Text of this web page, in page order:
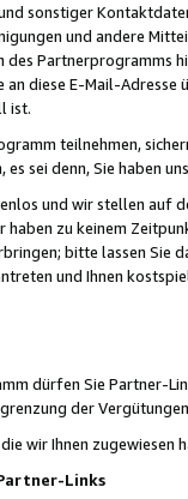
sonstiger
und andere
Partnerprogramms
diese E-Mail-
ist.
teilnehmen,
sei denn, Sie haben
und wir stellen auf
haben zu keinem
bitte lassen Sie
und Ihnen
dürfen Sie Partner-
der
wir Ihnen zugewiesen
Links